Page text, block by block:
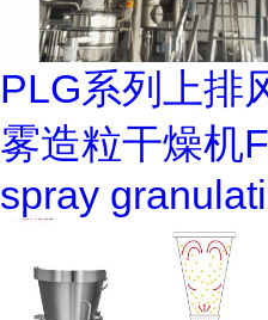
PLG系列上排
雾造粒干燥机
spray